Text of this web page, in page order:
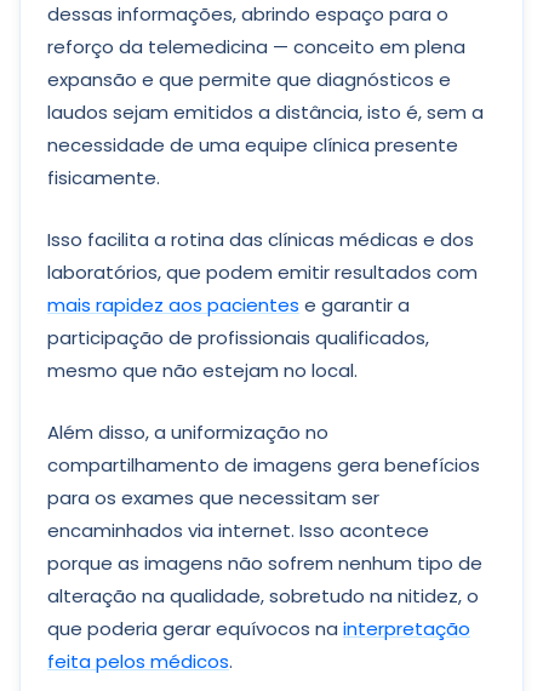
dessas informações, abrindo espaço para o
reforço da telemedicina — conceito em plena
expansão e que permite que diagnósticos e
laudos sejam emitidos a distância, isto é, sem a
necessidade de uma equipe clínica presente
fisicamente.
Isso facilita a rotina das clínicas médicas e dos
laboratórios, que podem emitir resultados com
mais rapidez aos pacientes e garantir a
participação de profissionais qualificados,
mesmo que não estejam no local.
Além disso, a uniformização no
compartilhamento de imagens gera benefícios
para os exames que necessitam ser
encaminhados via internet. Isso acontece
porque as imagens não sofrem nenhum tipo de
alteração na qualidade, sobretudo na nitidez, o
que poderia gerar equívocos na interpretação
feita pelos médicos.